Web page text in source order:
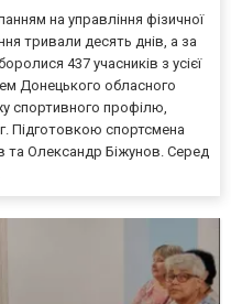
на управління фізичної
тривали десять днів, а за
437 учасників з усієї
Донецького обласного
спортивного профілю,
Підготовкою спортсмена
та Олександр Біжунов. Серед